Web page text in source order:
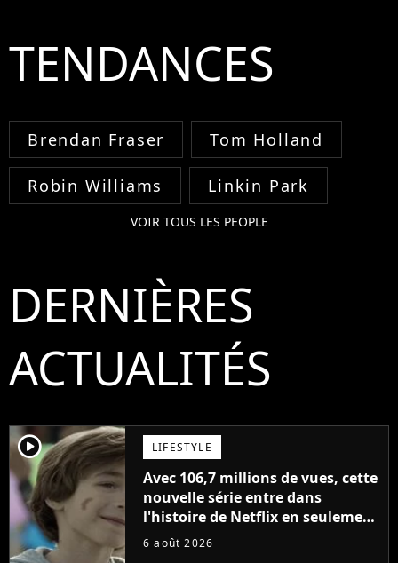
TENDANCES
Brendan Fraser Tom Holland
Robin Williams Linkin Park
VOIR TOUS LES PEOPLE
DERNIÈRES
ACTUALITÉS
player2 LIFESTYLE
Avec 106,7 millions de vues, cette
nouvelle série entre dans
l'histoire de Netflix en seulement
48 jours
6 août 2026